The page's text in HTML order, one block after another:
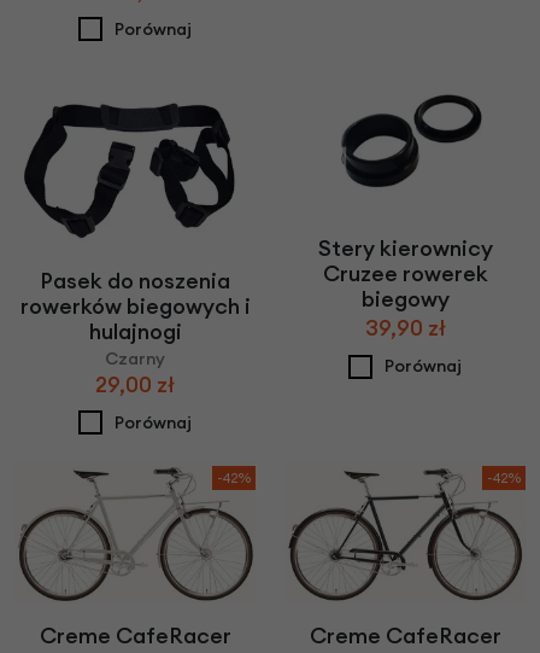
Porównaj
Pasek do noszenia
rowerków biegowych i
hulajnogi
Czarny
29,00 zł
Porównaj
Stery kierownicy
Cruzee rowerek
biegowy
39,90 zł
Porównaj
-42%
Creme CafeRacer
-42%
Creme CafeRacer